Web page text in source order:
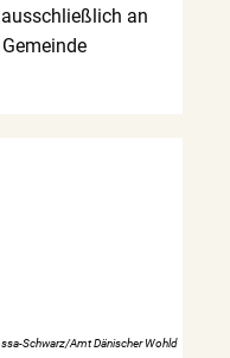
an
Schwarz/Amt Dänischer Wohld